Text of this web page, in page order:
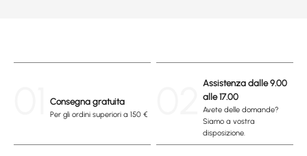
Consegna gratuita
Per gli ordini superiori a 150 €
Assistenza dalle 9.00
alle 17.00
Avete delle domande?
Siamo a vostra
disposizione.